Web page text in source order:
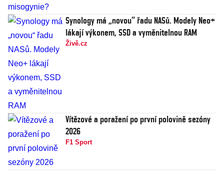
Synology má „novou“ řadu NASů. Modely Neo+
lákají výkonem, SSD a vyměnitelnou RAM
Živě.cz
Vítězové a poražení po první polovině sezóny
2026
F1 Sport